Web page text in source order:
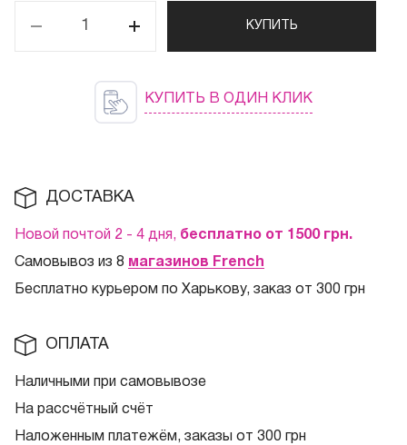
КУПИТЬ
КУПИТЬ В ОДИН КЛИК
ДОСТАВКА
Новой почтой 2 - 4 дня, бесплатно от 1500 грн.
Самовывоз из 8 магазинов French
Бесплатно курьером по Харькову, заказ от 300 грн
ОПЛАТА
Наличными при самовывозе
На рассчётный счёт
Наложенным платежём, заказы от 300 грн